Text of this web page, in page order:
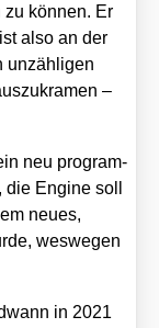
kön­nen. Er
also an der
unzäh­li­gen
–
neu pro­gram­
Engi­ne soll
neu­es,
wes­we­gen
in 2021